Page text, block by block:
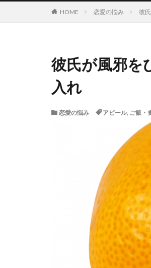
HOME 恋愛の悩み 彼
彼氏が風邪を
入れ
恋愛の悩み アピール, ご飯・